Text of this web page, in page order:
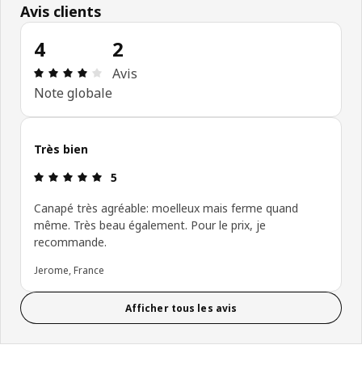
Avis clients
4
Avis: 4 sur 5 étoiles Nombre total d'avis: 2
Note globale
2
Avis
Très bien
Avis: 5 sur 5 étoiles
5
Canapé très agréable: moelleux mais ferme quand
même. Très beau également. Pour le prix, je
recommande.
Jerome, France
Afficher tous les avis